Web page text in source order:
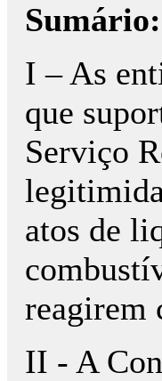
Sumário:
I – As
que
Serviço
atos de
reagirem
II - A